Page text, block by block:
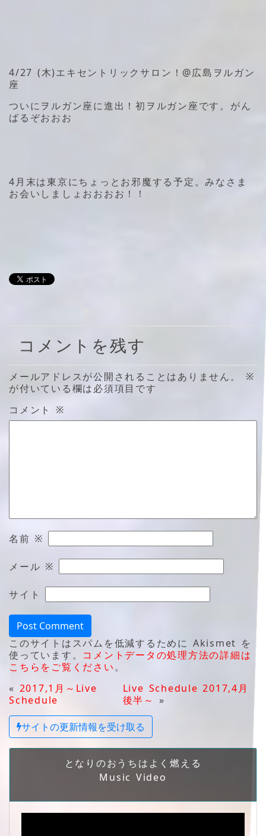
4/27 (木)エキセントリックサロン！@広島ヲルガン
座
ついにヲルガン座に進出！初ヲルガン座です。がん
ばるぞおおお
4月末は東京にちょっとお邪魔する予定。みなさま
お会いしましょおおおお！！
コメントを残す
メールアドレスが公開されることはありません。
※
が付いている欄は必須項目です
コメント ※
名前 ※
メール ※
サイト
このサイトはスパムを低減するために Akismet を
使っています。 コメントデータの処理方法の詳細は
こちらをご覧ください。
« 2017,1月～Live
Schedule
Live Schedule 2017,4月
後半～
»
サイトの更新情報を受け取る
となりのおうちはよく燃える
Music Video